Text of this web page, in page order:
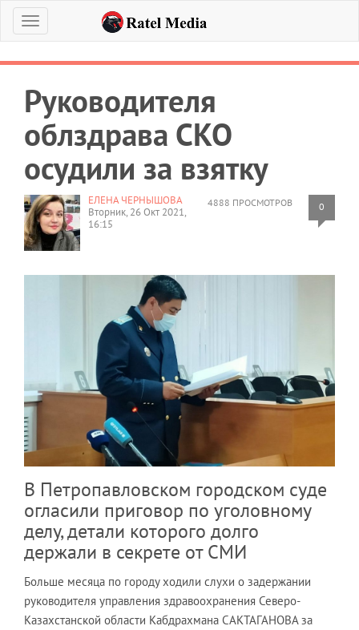
Меню
Руководителя
облздрава СКО
осудили за взятку
4888 ПРОСМОТРОВ 0
ЕЛЕНА ЧЕРНЫШОВА
Вторник, 26 Окт 2021,
16:15
В Петропавловском городском суде
огласили приговор по уголовному
делу, детали которого долго
держали в секрете от СМИ
Больше месяца по городу ходили слухи о задержании
руководителя управления здравоохранения Северо-
Казахстанской области Кабдрахмана САКТАГАНОВА за